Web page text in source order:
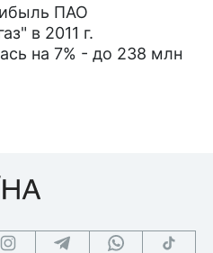
ПАО
в 2011 г.
на 7% - до 238 млн